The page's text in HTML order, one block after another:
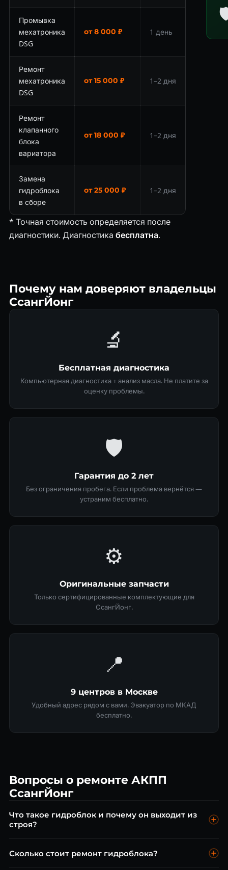
Промывка
мехатроника
DSG
от 8 000 ₽ 1 день
Ремонт
мехатроника
DSG
от 15 000 ₽ 1–2 дня
Ремонт
клапанного
блока
вариатора
от 18 000 ₽ 1–2 дня
Замена
гидроблока
в сборе
от 25 000 ₽ 1–2 дня
* Точная стоимость определяется после
диагностики. Диагностика бесплатна.
Почему нам доверяют владельцы
СсангЙонг
🔬
Бесплатная диагностика
Компьютерная диагностика + анализ масла. Не платите за
оценку проблемы.
🛡
Гарантия до 2 лет
Без ограничения пробега. Если проблема вернётся —
устраним бесплатно.
⚙️
Оригинальные запчасти
Только сертифицированные комплектующие для
СсангЙонг.
📍
9 центров в Москве
Удобный адрес рядом с вами. Эвакуатор по МКАД
бесплатно.
Вопросы о ремонте АКПП
СсангЙонг
Что такое гидроблок и почему он выходит из
строя?
давление масла. Выходит из строя из-за загрязнения
Сколько стоит ремонт гидроблока?